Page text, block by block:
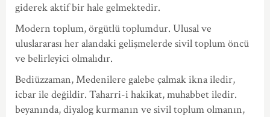
giderek aktif bir hale gelmektedir.
Modern toplum, örgütlü toplumdur. Ulusal ve
uluslararası her alandaki gelişmelerde sivil toplum öncü
ve belirleyici olmalıdır.
Bediüzzaman, Medenilere galebe çalmak ikna iledir,
icbar ile değildir. Taharri-i hakikat, muhabbet iledir.
beyanında, diyalog kurmanın ve sivil toplum olmanın,